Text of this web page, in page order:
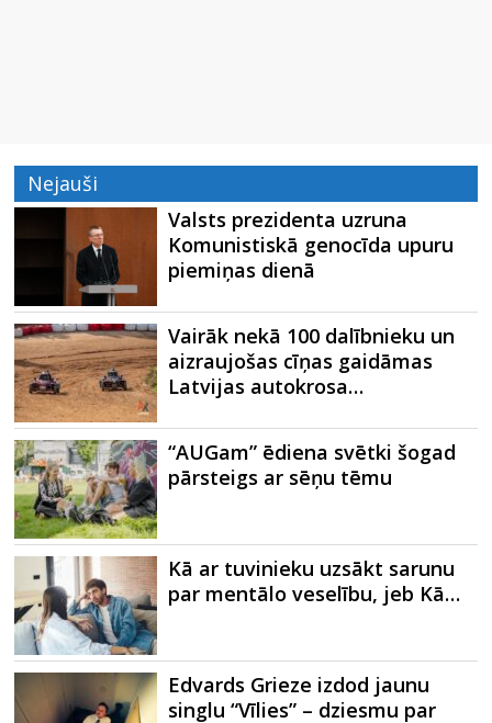
Nejauši
Valsts prezidenta uzruna
Komunistiskā genocīda upuru
piemiņas dienā
Vairāk nekā 100 dalībnieku un
aizraujošas cīņas gaidāmas
Latvijas autokrosa…
“AUGam” ēdiena svētki šogad
pārsteigs ar sēņu tēmu
Kā ar tuvinieku uzsākt sarunu
par mentālo veselību, jeb Kā…
Edvards Grieze izdod jaunu
singlu “Vīlies” – dziesmu par